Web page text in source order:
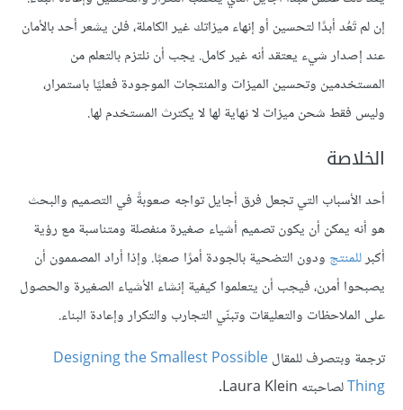
إن لم تَعُد أبدًا لتحسين أو إنهاء ميزاتك غير الكاملة، فلن يشعر أحد بالأمان
عند إصدار شيء يعتقد أنه غير كامل. يجب أن نلتزم بالتعلم من
المستخدمين وتحسين الميزات والمنتجات الموجودة فعليًا باستمرار،
وليس فقط شحن ميزات لا نهاية لها لا يكترث المستخدم لها.
الخلاصة
أحد الأسباب التي تجعل فرق أجايل تواجه صعوبةً في التصميم والبحث
هو أنه يمكن أن يكون تصميم أشياء صغيرة منفصلة ومتناسبة مع رؤية
أكبرللمنتج ودون التضحية بالجودة أمرًا صعبًا. وإذا أراد المصممون أن
يصبحوا أمرن، فيجب أن يتعلموا كيفية إنشاء الأشياء الصغيرة والحصول
على الملاحظات والتعليقات وتبنّي التجارب والتكرار وإعادة البناء.
ترجمة وبتصرف للمقالDesigning the Smallest Possible
Thingلصاحبته Laura Klein.